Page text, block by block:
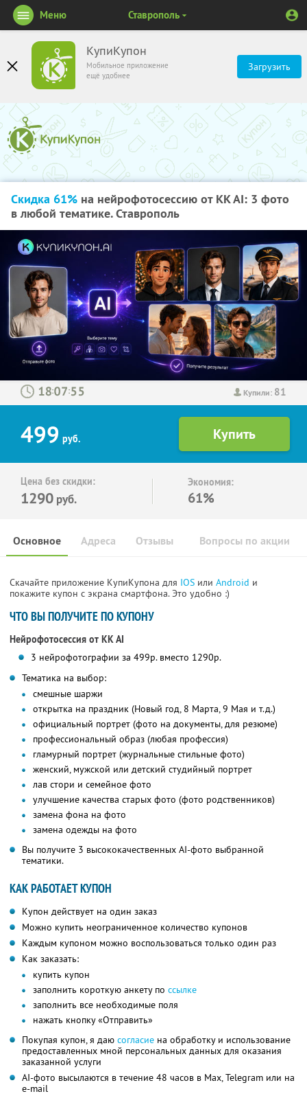
КупиКупон
Мобильное приложение
ещё удобнее
Загрузить
Меню Ставрополь
Скидка 61% на нейрофотосессию от KK AI: 3 фото
в любой тематике. Ставрополь
Купили: 81
: :
499 руб.
Цена без скидки:
1290 руб.
Экономия:
61%
Основное Отзывы Вопросы по акции
Адреса
Скачайте приложение КупиКупона для IOS или Android и
покажите купон с экрана смартфона. Это удобно :)
ЧТО ВЫ ПОЛУЧИТЕ ПО КУПОНУ
Нейрофотосессия от KK AI
3 нейрофотографии за 499р. вместо 1290р.
Тематика на выбор:
смешные шаржи
открытка на праздник (Новый год, 8 Марта, 9 Мая и т.д.)
официальный портрет (фото на документы, для резюме)
профессиональный образ (любая профессия)
гламурный портрет (журнальные стильные фото)
женский, мужской или детский студийный портрет
лав стори и семейное фото
улучшение качества старых фото (фото родственников)
замена фона на фото
замена одежды на фото
Вы получите 3 высококачественных AI-фото выбранной
тематики.
КАК РАБОТАЕТ КУПОН
Купон действует на один заказ
Можно купить неограниченное количество купонов
Каждым купоном можно воспользоваться только один раз
Как заказать:
купить купон
заполнить короткую анкету по ссылке
заполнить все необходимые поля
нажать кнопку «Отправить»
Покупая купон, я даю согласие на обработку и использование
предоставленных мной персональных данных для оказания
заказанной услуги
AI-фото высылаются в течение 48 часов в Max, Telegram или на
e-mail